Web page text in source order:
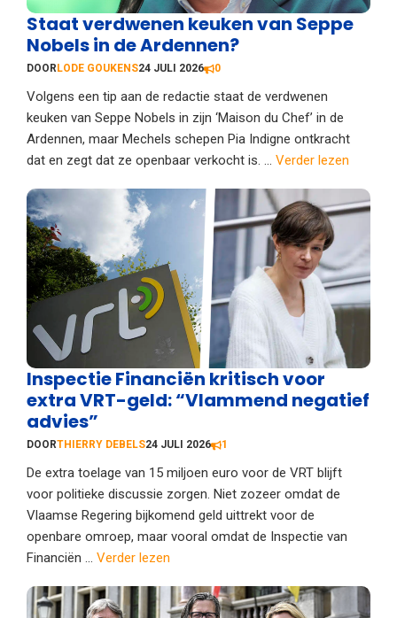
Staat verdwenen keuken van Seppe
Nobels in de Ardennen?
DOOR LODE GOUKENS24 JULI 2026 0
Volgens een tip aan de redactie staat de verdwenen
keuken van Seppe Nobels in zijn ‘Maison du Chef’ in de
Ardennen, maar Mechels schepen Pia Indigne ontkracht
dat en zegt dat ze openbaar verkocht is. ... Verder lezen
Inspectie Financiën kritisch voor
extra VRT-geld: “Vlammend negatief
advies”
DOORTHIERRY DEBELS24 JULI 2026 1
De extra toelage van 15 miljoen euro voor de VRT blijft
voor politieke discussie zorgen. Niet zozeer omdat de
Vlaamse Regering bijkomend geld uittrekt voor de
openbare omroep, maar vooral omdat de Inspectie van
Financiën ... Verder lezen